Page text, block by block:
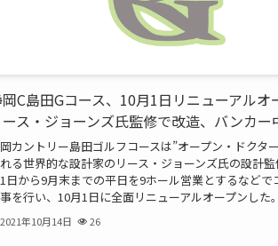
C島田Gコース、10月1日リニューアルオ
ス・ジョーンズ氏監修で改造、バンカー
カントリー島田ゴルフコースは”オープン・ドクタ
る世界的な設計家のリース・ジョーンズ氏の設計
日から9月末までの平日を9ホール営業とするなどで
を行い、10月1日に全面リニューアルオープンした
2021年10月14日 26